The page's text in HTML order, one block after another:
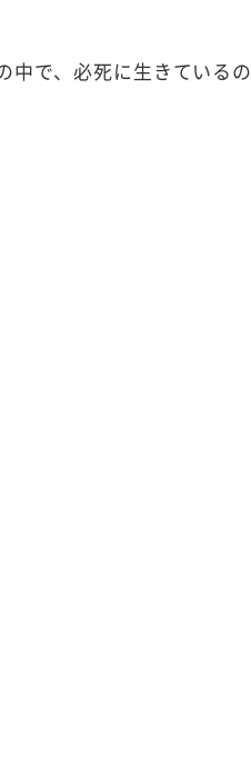
中で、必死に生きているの